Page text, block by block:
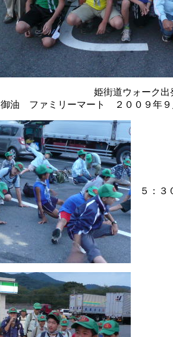
姫街道ウォーク出
御油 ファミリーマート ２００９年
５：